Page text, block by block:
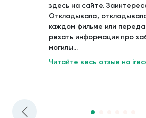
здесь на сайте.
Откладывала,
каждом фильме или
резать информация про
могилы...
Читайте весь отзыв на